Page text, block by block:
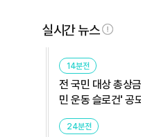
실시간 뉴스
14분전
전 국민 대상 총상
민 운동 슬로건' 공
24분전